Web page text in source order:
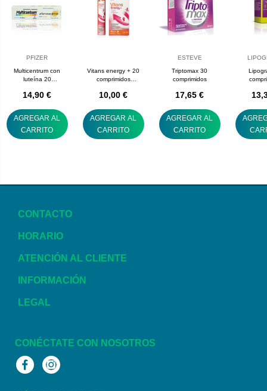
PFIZER
Multicentrum con
luteína 20
14,90 €
AGREGAR AL
CARRITO
Vitans energy + 20
comprimidos
10,00 €
AGREGAR AL
CARRITO
ESTEVE
Triptomax 30
comprimidos
17,65 €
AGREGAR AL
CARRITO
CONTACTO
HORARIO
ATENCIÓN AL CLIENTE
INFORMACIÓN
LEGAL
CONÉCTATE CON NOSOTROS
FacebookInstagram